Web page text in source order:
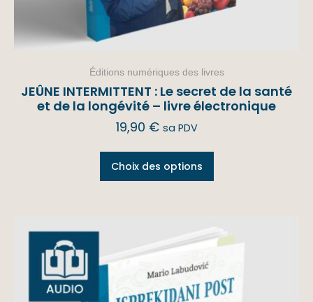
Éditions numériques des livres
JEÛNE INTERMITTENT : Le secret de la santé
et de la longévité – livre électronique
19,90 € sa PDV
Choix des options